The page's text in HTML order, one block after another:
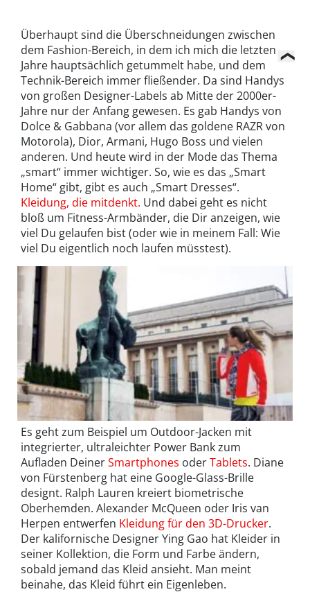
Überhaupt sind die Überschneidungen zwischen
dem Fashion-Bereich, in dem ich mich die letzten
Jahre hauptsächlich getummelt habe, und dem
Technik-Bereich immer fließender. Da sind Handys
von großen Designer-Labels ab Mitte der 2000er-
Jahre nur der Anfang gewesen. Es gab Handys von
Dolce & Gabbana (vor allem das goldene RAZR von
Motorola), Dior, Armani, Hugo Boss und vielen
anderen. Und heute wird in der Mode das Thema
„smart“ immer wichtiger. So, wie es das „Smart
Home“ gibt, gibt es auch „Smart Dresses“.
Kleidung, die mitdenkt. Und dabei geht es nicht
bloß um Fitness-Armbänder, die Dir anzeigen, wie
viel Du gelaufen bist (oder wie in meinem Fall: Wie
viel Du eigentlich noch laufen müsstest).
Es geht zum Beispiel um Outdoor-Jacken mit
integrierter, ultraleichter Power Bank zum
Aufladen DeinerSmartphones oderTablets. Diane
von Fürstenberg hat eine Google-Glass-Brille
designt. Ralph Lauren kreiert biometrische
Oberhemden. Alexander McQueen oder Iris van
Herpen entwerfen Kleidung für den 3D-Drucker.
Der kalifornische Designer Ying Gao hat Kleider in
seiner Kollektion, die Form und Farbe ändern,
sobald jemand das Kleid ansieht. Man meint
beinahe, das Kleid führt ein Eigenleben.